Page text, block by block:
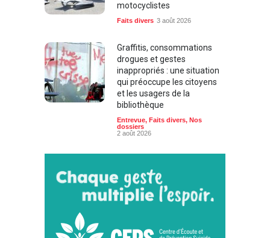
motocyclistes
Faits divers 3 août 2026
Graffitis, consommations
drogues et gestes
inappropriés : une situation
qui préoccupe les citoyens
et les usagers de la
bibliothèque
Entrevue, Faits divers, Nos
dossiers
2 août 2026